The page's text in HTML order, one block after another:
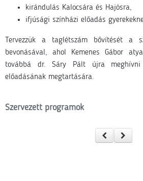
kirándulás Kalocsára és Hajósra,
ifjúsági színházi előadás
Tervezzük a taglétszám bővítését a
bevonásával, ahol Kemenes Gábor
továbbá dr. Sáry Pált újra
előadásának megtartására.
Szervezett programok